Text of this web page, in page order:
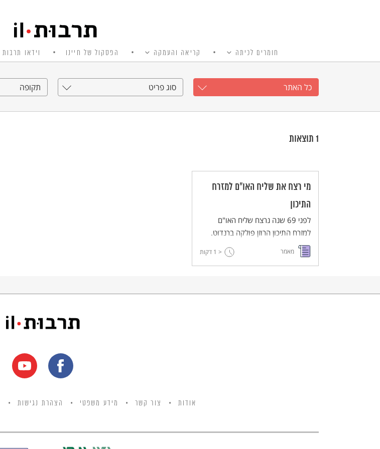
חומרים לכיתה קריאה והעמקה הפסקול של חיינו וידאו תרבות
כל האתר סוג פריט תקופה
1 תוצאות
מי רצח את שליח האו"ם למזרח
התיכון
לפני 69 שנה נרצח שליח האו"ם
למזרח התיכון הרוזן פולקה ברנדוט.
הרצח זיעזע את המדינה משום
שהיחסים של המדינה החדשה עם
השלטונות?
מאמר < 1 דקות
אודות צור קשר מידע משפטי הצהרת נגישות